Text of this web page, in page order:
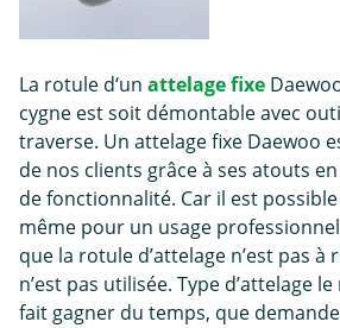
La rotule d‘un attelage fixe
cygne est soit démontable avec
traverse. Un attelage fixe Daewoo
de nos clients grâce à ses atouts
de fonctionnalité. Car il est
même pour un usage
que la rotule d’attelage n’est pas à
n’est pas utilisée. Type d’attelage
fait gagner du temps, que